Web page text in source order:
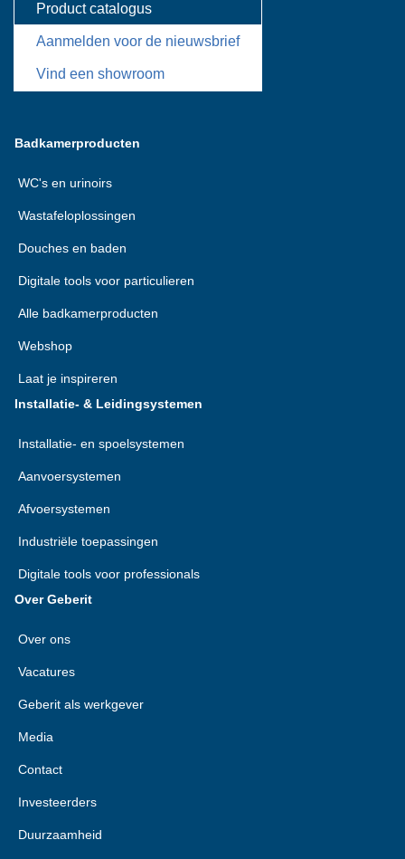
Product catalogus
Aanmelden voor de nieuwsbrief
Vind een showroom
Badkamerproducten
WC's en urinoirs
Wastafeloplossingen
Douches en baden
Digitale tools voor particulieren
Alle badkamerproducten
Webshop
Laat je inspireren
Installatie- & Leidingsystemen
Installatie- en spoelsystemen
Aanvoersystemen
Afvoersystemen
Industriële toepassingen
Digitale tools voor professionals
Over Geberit
Over ons
Vacatures
Geberit als werkgever
Media
Contact
Investeerders
Duurzaamheid